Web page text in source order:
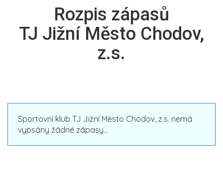
Rozpis zápasů
TJ Jižní Město Chodov,
z.s.
Sportovní klub TJ Jižní Město Chodov, z.s. nemá
vypsány žádné zápasy...